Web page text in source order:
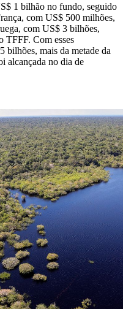
1 bilhão no fundo, seguido
com US$ 500 milhões,
com US$ 3 bilhões,
TFFF. Com esses
bilhões, mais da metade da
alcançada no dia de